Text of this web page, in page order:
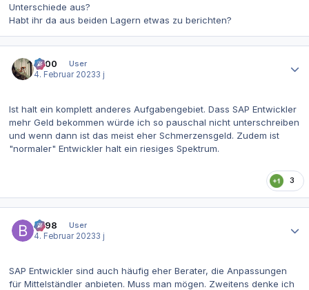
Unterschiede aus?
Habt ihr da aus beiden Lagern etwas zu berichten?
0x00
User
4. Februar 20233 j
Ist halt ein komplett anderes Aufgabengebiet. Dass SAP Entwickler
mehr Geld bekommen würde ich so pauschal nicht unterschreiben
und wenn dann ist das meist eher Schmerzensgeld. Zudem ist
"normaler" Entwickler halt ein riesiges Spektrum.
3
be98
User
4. Februar 20233 j
SAP Entwickler sind auch häufig eher Berater, die Anpassungen
für Mittelständler anbieten. Muss man mögen. Zweitens denke ich